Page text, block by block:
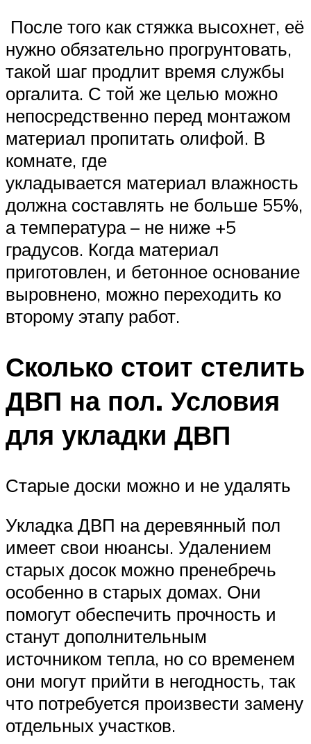
После того как стяжка высохнет, её
нужно обязательно прогрунтовать,
такой шаг продлит время службы
оргалита. С той же целью можно
непосредственно перед монтажом
материал пропитать олифой. В
комнате, где
укладывается материал влажность
должна составлять не больше 55%,
а температура – не ниже +5
градусов. Когда материал
приготовлен, и бетонное основание
выровнено, можно переходить ко
второму этапу работ.
Сколько стоит стелить
ДВП на пол. Условия
для укладки ДВП
Старые доски можно и не удалять
Укладка ДВП на деревянный пол
имеет свои нюансы. Удалением
старых досок можно пренебречь
особенно в старых домах. Они
помогут обеспечить прочность и
станут дополнительным
источником тепла, но со временем
они могут прийти в негодность, так
что потребуется произвести замену
отдельных участков.